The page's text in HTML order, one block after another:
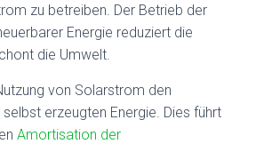
zu betreiben. Der Betrieb der
Energie reduziert die
die Umwelt.
von Solarstrom den
erzeugten Energie. Dies führt
Amortisation der